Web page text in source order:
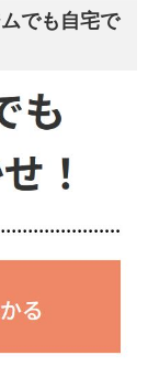
でも自宅で